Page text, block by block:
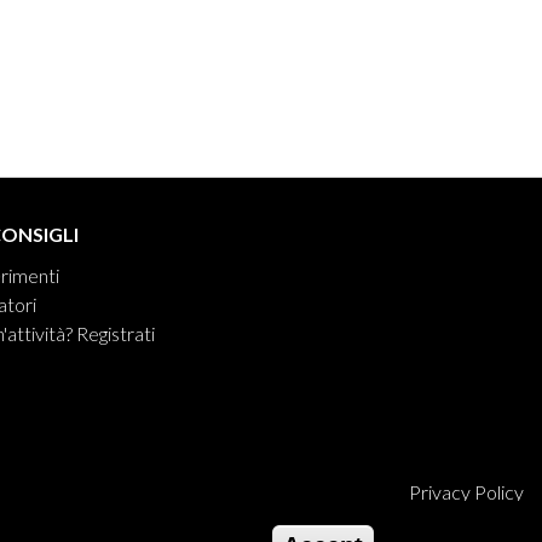
Registrati
Privacy Policy